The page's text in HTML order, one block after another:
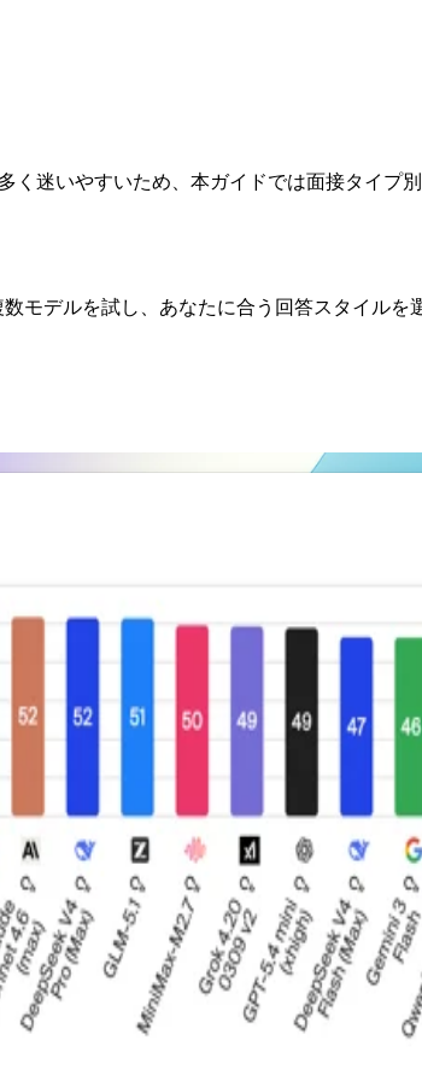
く迷いやすいため、本ガイドでは面接タイプ
モデルを試し、あなたに合う回答スタイルを